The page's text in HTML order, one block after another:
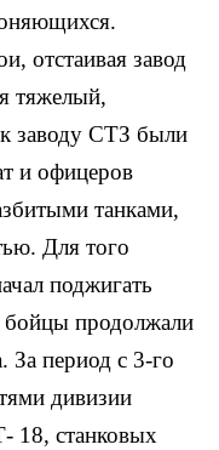
отстаивая завод
тяжелый,
заводу СТЗ были
и офицеров
танками,
Для того
поджигать
продолжали
За период с 3-го
дивизии
18, станковых